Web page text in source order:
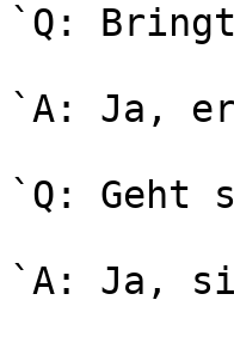
`Q:
`A: Ja,
`Q: Geht
`A: Ja,